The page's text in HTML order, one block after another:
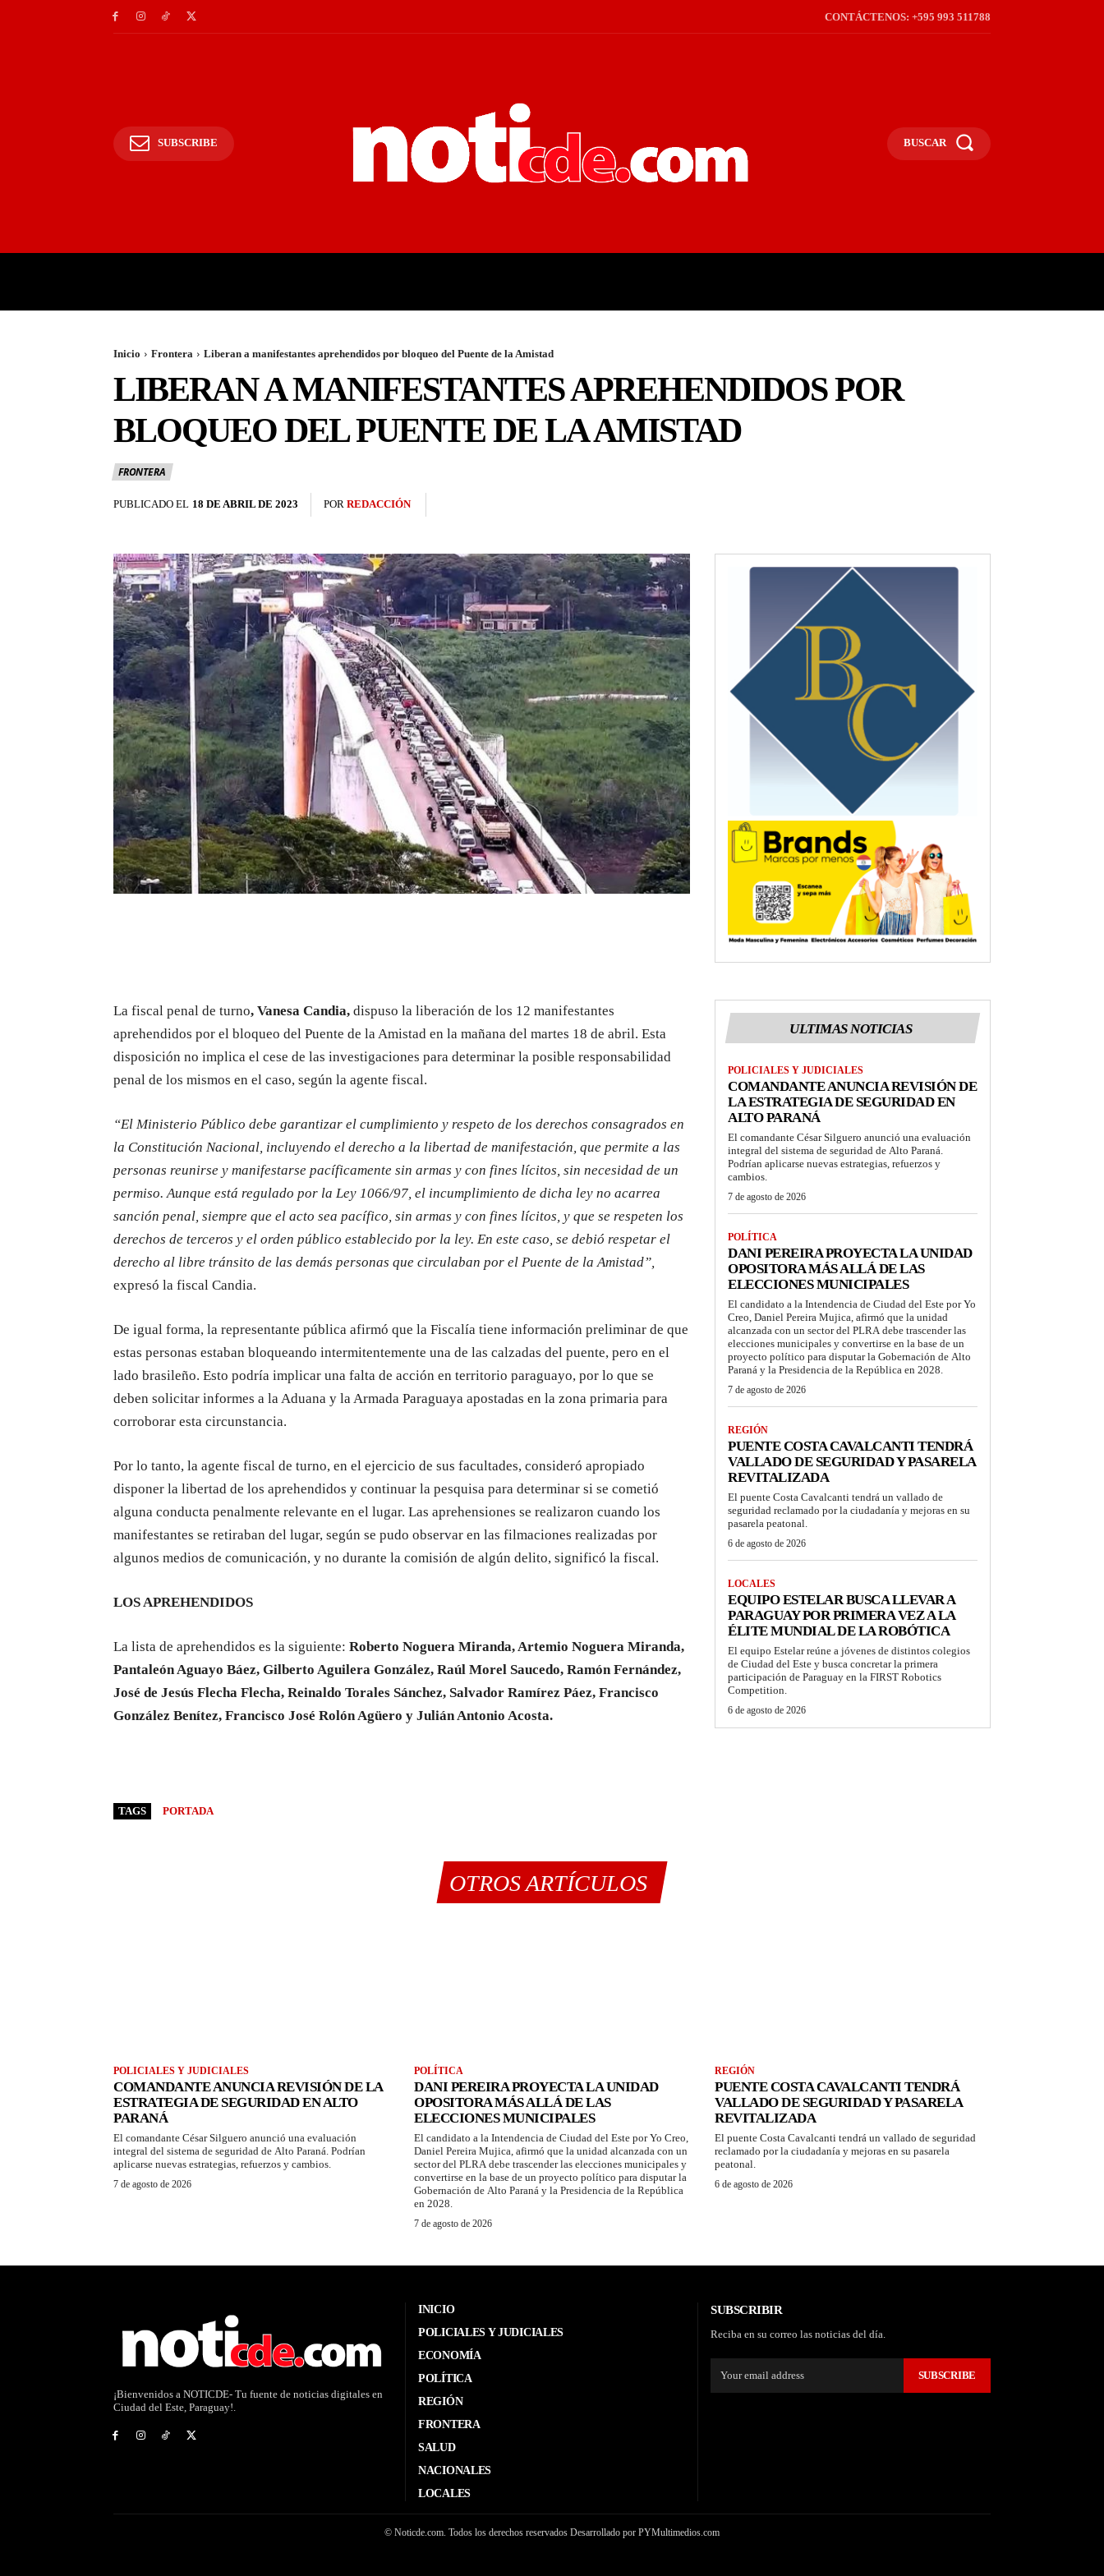
CONTÁCTENOS: +595 993 511788
SUBSCRIBE BUSCAR
Inicio Frontera Liberan a manifestantes aprehendidos por bloqueo del Puente de la Amistad
LIBERAN A MANIFESTANTES APREHENDIDOS POR
BLOQUEO DEL PUENTE DE LA AMISTAD
FRONTERA
PUBLICADO EL 18 DE ABRIL DE 2023 POR REDACCIÓN
La fiscal penal de turno, Vanesa Candia, dispuso la liberación de los 12 manifestantes
aprehendidos por el bloqueo del Puente de la Amistad en la mañana del martes 18 de abril. Esta
disposición no implica el cese de las investigaciones para determinar la posible responsabilidad
penal de los mismos en el caso, según la agente fiscal.
“El Ministerio Público debe garantizar el cumplimiento y respeto de los derechos consagrados en
la Constitución Nacional, incluyendo el derecho a la libertad de manifestación, que permite a las
personas reunirse y manifestarse pacíficamente sin armas y con fines lícitos, sin necesidad de un
permiso. Aunque está regulado por la Ley 1066/97, el incumplimiento de dicha ley no acarrea
sanción penal, siempre que el acto sea pacífico, sin armas y con fines lícitos, y que se respeten los
derechos de terceros y el orden público establecido por la ley. En este caso, se debió respetar el
derecho al libre tránsito de las demás personas que circulaban por el Puente de la Amistad”,
expresó la fiscal Candia.
De igual forma, la representante pública afirmó que la Fiscalía tiene información preliminar de que
estas personas estaban bloqueando intermitentemente una de las calzadas del puente, pero en el
lado brasileño. Esto podría implicar una falta de acción en territorio paraguayo, por lo que se
deben solicitar informes a la Aduana y la Armada Paraguaya apostadas en la zona primaria para
corroborar esta circunstancia.
Por lo tanto, la agente fiscal de turno, en el ejercicio de sus facultades, consideró apropiado
disponer la libertad de los aprehendidos y continuar la pesquisa para determinar si se cometió
alguna conducta penalmente relevante en el lugar. Las aprehensiones se realizaron cuando los
manifestantes se retiraban del lugar, según se pudo observar en las filmaciones realizadas por
algunos medios de comunicación, y no durante la comisión de algún delito, significó la fiscal.
LOS APREHENDIDOS
La lista de aprehendidos es la siguiente: Roberto Noguera Miranda, Artemio Noguera Miranda,
Pantaleón Aguayo Báez, Gilberto Aguilera González, Raúl Morel Saucedo, Ramón Fernández,
José de Jesús Flecha Flecha, Reinaldo Torales Sánchez, Salvador Ramírez Páez, Francisco
González Benítez, Francisco José Rolón Agüero y Julián Antonio Acosta.
TAGS PORTADA
ULTIMAS NOTICIAS
POLICIALES Y JUDICIALES
COMANDANTE ANUNCIA REVISIÓN DE
LA ESTRATEGIA DE SEGURIDAD EN
ALTO PARANÁ
El comandante César Silguero anunció una evaluación
integral del sistema de seguridad de Alto Paraná.
Podrían aplicarse nuevas estrategias, refuerzos y
cambios.
7 de agosto de 2026
POLÍTICA
DANI PEREIRA PROYECTA LA UNIDAD
OPOSITORA MÁS ALLÁ DE LAS
ELECCIONES MUNICIPALES
El candidato a la Intendencia de Ciudad del Este por Yo
Creo, Daniel Pereira Mujica, afirmó que la unidad
alcanzada con un sector del PLRA debe trascender las
elecciones municipales y convertirse en la base de un
proyecto político para disputar la Gobernación de Alto
Paraná y la Presidencia de la República en 2028.
7 de agosto de 2026
REGIÓN
PUENTE COSTA CAVALCANTI TENDRÁ
VALLADO DE SEGURIDAD Y PASARELA
REVITALIZADA
El puente Costa Cavalcanti tendrá un vallado de
seguridad reclamado por la ciudadanía y mejoras en su
pasarela peatonal.
6 de agosto de 2026
LOCALES
EQUIPO ESTELAR BUSCA LLEVAR A
PARAGUAY POR PRIMERA VEZ A LA
ÉLITE MUNDIAL DE LA ROBÓTICA
El equipo Estelar reúne a jóvenes de distintos colegios
de Ciudad del Este y busca concretar la primera
participación de Paraguay en la FIRST Robotics
Competition.
6 de agosto de 2026
OTROS ARTÍCULOS
POLICIALES Y JUDICIALES
COMANDANTE ANUNCIA REVISIÓN DE LA
ESTRATEGIA DE SEGURIDAD EN ALTO
PARANÁ
El comandante César Silguero anunció una evaluación
integral del sistema de seguridad de Alto Paraná. Podrían
aplicarse nuevas estrategias, refuerzos y cambios.
7 de agosto de 2026
POLÍTICA
DANI PEREIRA PROYECTA LA UNIDAD
OPOSITORA MÁS ALLÁ DE LAS
ELECCIONES MUNICIPALES
El candidato a la Intendencia de Ciudad del Este por Yo Creo,
Daniel Pereira Mujica, afirmó que la unidad alcanzada con un
sector del PLRA debe trascender las elecciones municipales y
convertirse en la base de un proyecto político para disputar la
Gobernación de Alto Paraná y la Presidencia de la República
en 2028.
7 de agosto de 2026
REGIÓN
PUENTE COSTA CAVALCANTI TENDRÁ
VALLADO DE SEGURIDAD Y PASARELA
REVITALIZADA
El puente Costa Cavalcanti tendrá un vallado de seguridad
reclamado por la ciudadanía y mejoras en su pasarela
peatonal.
6 de agosto de 2026
¡Bienvenidos a NOTICDE- Tu fuente de noticias digitales en
Ciudad del Este, Paraguay!.
INICIO
POLICIALES Y JUDICIALES
ECONOMÍA
POLÍTICA
REGIÓN
FRONTERA
SALUD
NACIONALES
LOCALES
SUBSCRIBIR
Reciba en su correo las noticias del día.
SUBSCRIBE
© Noticde.com. Todos los derechos reservados Desarrollado por PYMultimedios.com